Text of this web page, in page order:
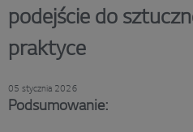
podejście do
praktyce
05 stycznia 2026
Podsumowanie: